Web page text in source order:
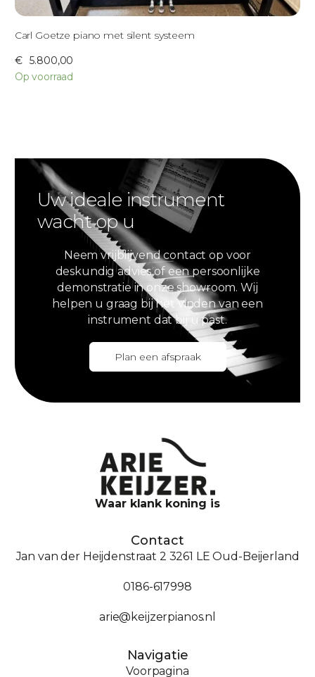
Carl Goetze piano met silent systeem
€ 5.800,00
Op voorraad
Uw ideale instrument
wacht op u
Neem vrijblijvend contact op voor
deskundig advies of een persoonlijke
demonstratie in onze showroom. Wij
helpen u graag bij het vinden van een
instrument dat bij u past.
Plan een afspraak
Waar klank koning is
Contact
Jan van der Heijdenstraat 2 3261 LE Oud-Beijerland
0186-617998
arie@keijzerpianos.nl
Navigatie
Voorpagina